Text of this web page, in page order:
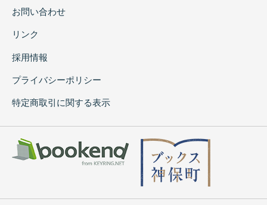
お問い合わせ
リンク
採用情報
プライバシーポリシー
特定商取引に関する表示